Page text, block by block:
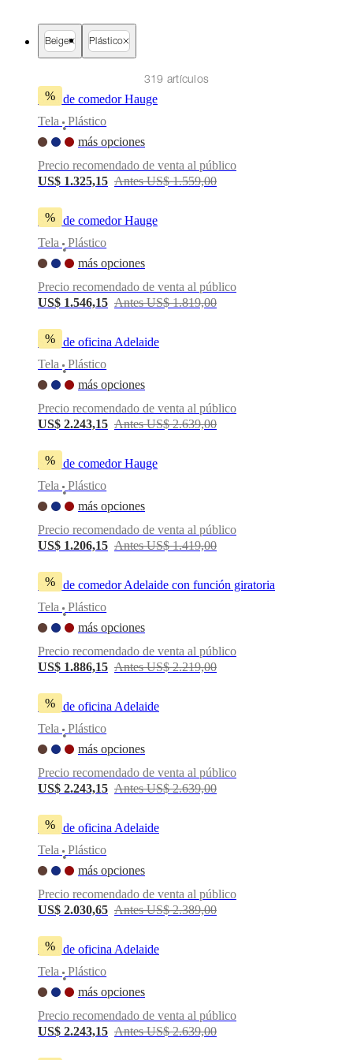
libreEspacios
pequeñosOficinas
BoConcept
ChristensenInspiración
productoInstrucciones
montajeGarantía
decoración
interiores
Solicita
muestras
Buscar
Acerca
BoConceptValoresResponsabilidad
historiaSala
calidad Conoce
nuestros
diseñadores PersonalizaciónCarrera
certificationsDeclaración
franquiciadoProfessionals Trade
ProgramProjectsArticles
Beige Plástico
319 artículos
%
Silla de comedor Hauge
Tela
•
Plástico
más opciones
Precio recomendado de venta al público
US$ 1.325,15 Antes US$ 1.559,00
%
Silla de comedor Hauge
Tela
•
Plástico
más opciones
Precio recomendado de venta al público
US$ 1.546,15 Antes US$ 1.819,00
%
Silla de oficina Adelaide
Tela
•
Plástico
más opciones
Precio recomendado de venta al público
US$ 2.243,15 Antes US$ 2.639,00
%
Silla de comedor Hauge
Tela
•
Plástico
más opciones
Precio recomendado de venta al público
US$ 1.206,15 Antes US$ 1.419,00
%
Silla de comedor Adelaide con función giratoria
Tela
•
Plástico
más opciones
Precio recomendado de venta al público
US$ 1.886,15 Antes US$ 2.219,00
%
Silla de oficina Adelaide
Tela
•
Plástico
más opciones
Precio recomendado de venta al público
US$ 2.243,15 Antes US$ 2.639,00
%
Silla de oficina Adelaide
Tela
•
Plástico
más opciones
Precio recomendado de venta al público
US$ 2.030,65 Antes US$ 2.389,00
%
Silla de oficina Adelaide
Tela
•
Plástico
más opciones
Precio recomendado de venta al público
US$ 2.243,15 Antes US$ 2.639,00